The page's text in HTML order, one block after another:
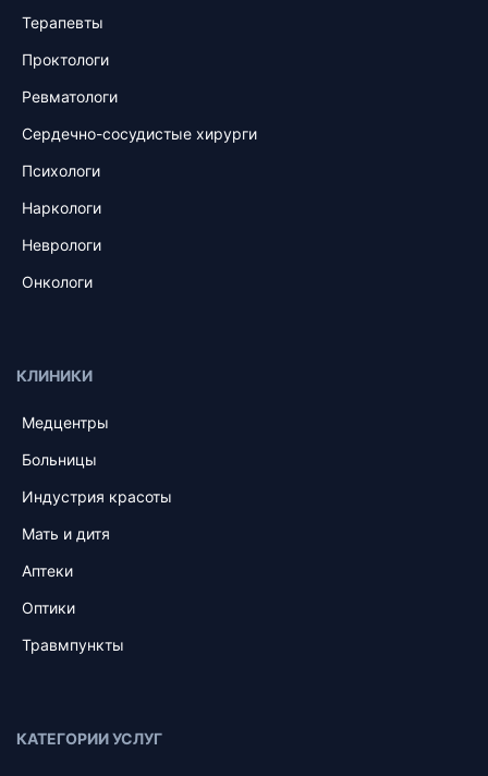
Терапевты
Проктологи
Ревматологи
Сердечно-сосудистые хирурги
Психологи
Наркологи
Неврологи
Онкологи
КЛИНИКИ
Медцентры
Больницы
Индустрия красоты
Мать и дитя
Аптеки
Оптики
Травмпункты
КАТЕГОРИИ УСЛУГ